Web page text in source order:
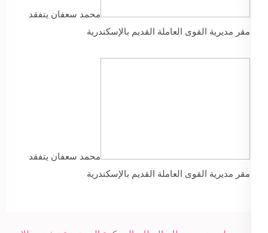
محمد سعفان يتفقد
مقر مديرية القوى العاملة القديم بالإسكندرية
محمد سعفان يتفقد
مقر مديرية القوى العاملة القديم بالإسكندرية